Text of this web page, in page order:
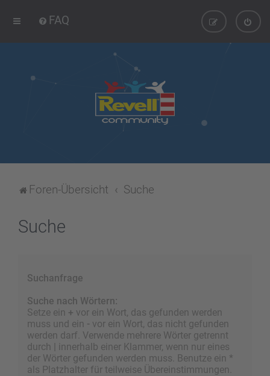
FAQ
Foren-Übersicht Suche
Suche
Suchanfrage
Suche nach Wörtern:
Setze ein + vor ein Wort, das gefunden werden
muss und ein - vor ein Wort, das nicht gefunden
werden darf. Verwende mehrere Wörter getrennt
durch
innerhalb einer Klammer, wenn nur eines
der Wörter gefunden werden muss. Benutze ein *
als Platzhalter für teilweise Übereinstimmungen.